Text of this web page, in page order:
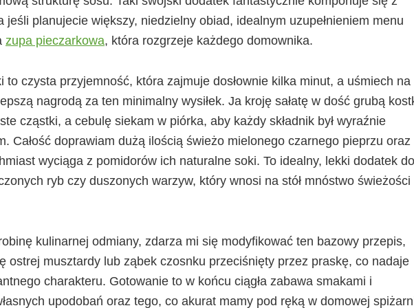
jeśli planujecie większy, niedzielny obiad, idealnym uzupełnieniem menu
zupa pieczarkowa, która rozgrzeje każdego domownika.
to czysta przyjemność, która zajmuje dosłownie kilka minut, a uśmiech na
nagrodą za ten minimalny wysiłek. Ja kroję sałatę w dość grubą
cząstki, a cebulę siekam w piórka, aby każdy składnik był wyraźnie
Całość doprawiam dużą ilością świeżo mielonego czarnego pieprzu oraz
wyciąga z pomidorów ich naturalne soki. To idealny, lekki dodatek do
ryb czy duszonych warzyw, który wnosi na stół mnóstwo świeżości
kulinarnej odmiany, zdarza mi się modyfikować ten bazowy przepis,
ostrej musztardy lub ząbek czosnku przeciśnięty przez praskę, co nadaje
charakteru. Gotowanie to w końcu ciągła zabawa smakami i
upodobań oraz tego, co akurat mamy pod ręką w domowej